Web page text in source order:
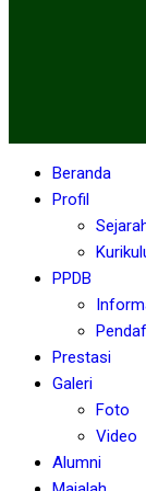
Beranda
Profil
PPDB
Prestasi
Galeri
Foto
Video
Alumni